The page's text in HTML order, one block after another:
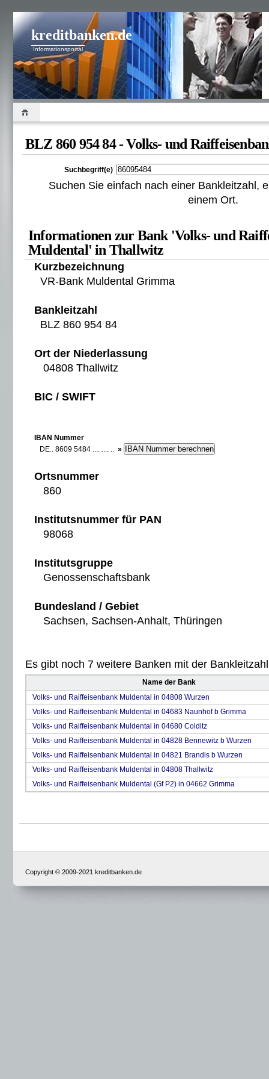
kreditbanken.de
Informationsportal
BLZ 860 954 84 - Volks- und
Suchbegriff(e)
Suchen Sie einfach nach einer Bankleitzahl,
einem Ort.
Informationen zur Bank 'Volks- und
Muldental' in Thallwitz
Kurzbezeichnung
VR-Bank Muldental Grimma
Bankleitzahl
BLZ 860 954 84
Ort der Niederlassung
04808 Thallwitz
BIC / SWIFT
IBAN Nummer
DE.. 8609 5484 .... .... .. »
Ortsnummer
860
Institutsnummer für PAN
98068
Institutsgruppe
Genossenschaftsbank
Bundesland / Gebiet
Sachsen, Sachsen-Anhalt, Thüringen
Es gibt noch 7 weitere Banken mit der
Name der Bank
Volks- und Raiffeisenbank Muldental in 04808 Wurzen
Volks- und Raiffeisenbank Muldental in 04683 Naunhof b Grimma
Volks- und Raiffeisenbank Muldental in 04680 Colditz
Volks- und Raiffeisenbank Muldental in 04828 Bennewitz b Wurzen
Volks- und Raiffeisenbank Muldental in 04821 Brandis b Wurzen
Volks- und Raiffeisenbank Muldental in 04808 Thallwitz
Volks- und Raiffeisenbank Muldental (Gf P2) in 04662 Grimma
Copyright © 2009-2021 kreditbanken.de